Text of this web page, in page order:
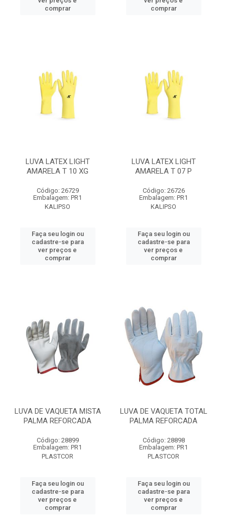
comprar
comprar
LUVA LATEX LIGHT
AMARELA T 10 XG
Código: 26729
Embalagem: PR1
KALIPSO
Faça seu login ou
cadastre-se para
ver preços e
comprar
LUVA LATEX LIGHT
AMARELA T 07 P
Código: 26726
Embalagem: PR1
KALIPSO
Faça seu login ou
cadastre-se para
ver preços e
comprar
LUVA DE VAQUETA MISTA
PALMA REFORCADA
Código: 28899
Embalagem: PR1
PLASTCOR
Faça seu login ou
cadastre-se para
ver preços e
comprar
LUVA DE VAQUETA TOTAL
PALMA REFORCADA
Código: 28898
Embalagem: PR1
PLASTCOR
Faça seu login ou
cadastre-se para
ver preços e
comprar